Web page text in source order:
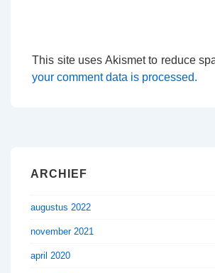
This site uses Akismet to reduce
your comment data is processed.
ARCHIEF
augustus 2022
november 2021
april 2020